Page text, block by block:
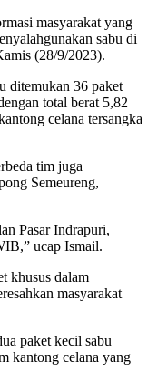
masyarakat yang
sabu di
(28/9/2023).
ditemukan 36 paket
total berat 5,82
celana tersangka
tim juga
Semeureng,
Pasar Indrapuri,
ucap Ismail.
khusus dalam
masyarakat
paket kecil sabu
kantong celana yang